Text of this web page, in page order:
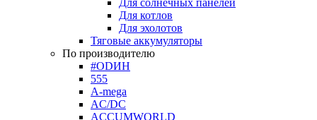
Для солнечных панелей
Для котлов
Для эхолотов
Тяговые аккумуляторы
По производителю
#ODИН
555
A-mega
AC/DC
ACCUMWORLD